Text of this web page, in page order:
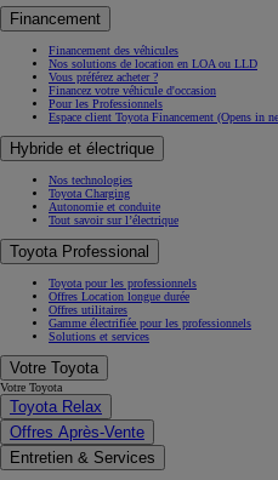
Financement
Financement des véhicules
Nos solutions de location en LOA ou LLD
Vous préférez acheter ?
Financez votre véhicule d'occasion
Pour les Professionnels
Espace client Toyota Financement (Opens in
Hybride et électrique
Nos technologies
Toyota Charging
Autonomie et conduite
Tout savoir sur l’électrique
Toyota Professional
Toyota pour les professionnels
Offres Location longue durée
Offres utilitaires
Gamme électrifiée pour les professionnels
Solutions et services
Votre Toyota
Votre Toyota
Toyota Relax
Offres Après-Vente
Entretien & Services